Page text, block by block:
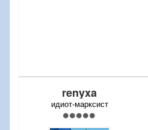
renyxa
идиот-марксист